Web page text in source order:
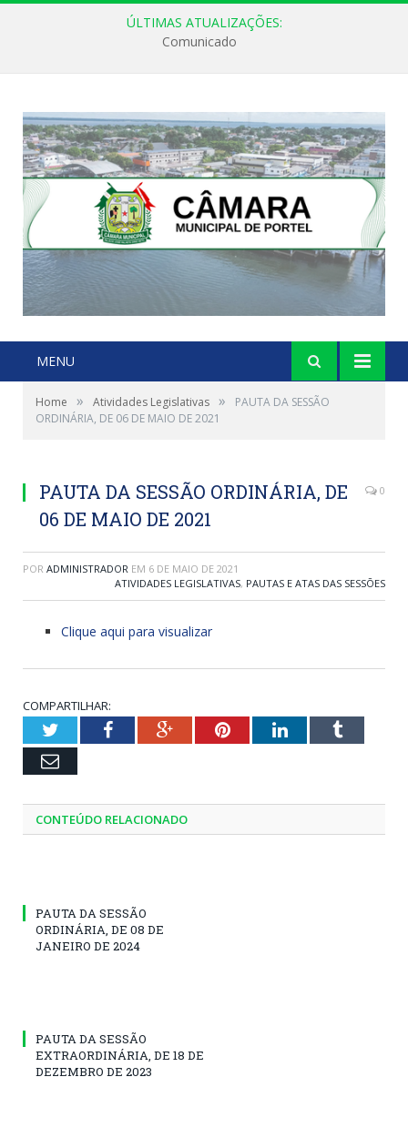
ÚLTIMAS ATUALIZAÇÕES:
Comunicado
MENU
Home » Atividades Legislativas »
PAUTA DA SESSÃO
ORDINÁRIA, DE 06 DE MAIO DE 2021
PAUTA DA SESSÃO ORDINÁRIA, DE
06 DE MAIO DE 2021
0
POR ADMINISTRADOR EM 6 DE MAIO DE 2021
ATIVIDADES LEGISLATIVAS, PAUTAS E ATAS DAS SESSÕES
Clique aqui para visualizar
COMPARTILHAR:
TwitterFacebookGoogle+PinterestLinkedInTumblr
Email
CONTEÚDO RELACIONADO
PAUTA DA SESSÃO
ORDINÁRIA, DE 08 DE
JANEIRO DE 2024
PAUTA DA SESSÃO
EXTRAORDINÁRIA, DE 18 DE
DEZEMBRO DE 2023